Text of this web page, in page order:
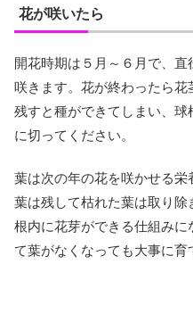
花が咲いたら
開花時期は５月～６月で、
咲きます。花が終わったら
残すと種ができてしまい、
に切ってください。
葉は次の年の花を咲かせる
葉は残して枯れた葉は取り
根内に花芽ができる仕組み
て葉がなくなっても大事に育